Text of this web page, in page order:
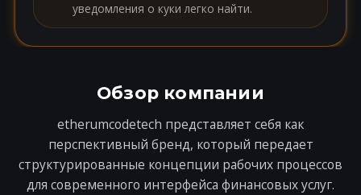
уведомления о куки легко найти.
Обзор компании
etherumcodetech представляет себя как
перспективный бренд, который передает
структурированные концепции рабочих процессов
для современного интерфейса финансовых услуг.